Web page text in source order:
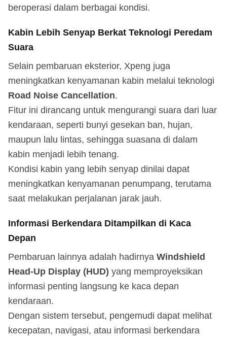
beroperasi dalam berbagai kondisi.
Kabin Lebih Senyap Berkat Teknologi Peredam
Suara
Selain pembaruan eksterior, Xpeng juga
meningkatkan kenyamanan kabin melalui teknologi
Road Noise Cancellation.
Fitur ini dirancang untuk mengurangi suara dari luar
kendaraan, seperti bunyi gesekan ban, hujan,
maupun lalu lintas, sehingga suasana di dalam
kabin menjadi lebih tenang.
Kondisi kabin yang lebih senyap dinilai dapat
meningkatkan kenyamanan penumpang, terutama
saat melakukan perjalanan jarak jauh.
Informasi Berkendara Ditampilkan di Kaca
Depan
Pembaruan lainnya adalah hadirnya Windshield
Head-Up Display (HUD) yang memproyeksikan
informasi penting langsung ke kaca depan
kendaraan.
Dengan sistem tersebut, pengemudi dapat melihat
kecepatan, navigasi, atau informasi berkendara